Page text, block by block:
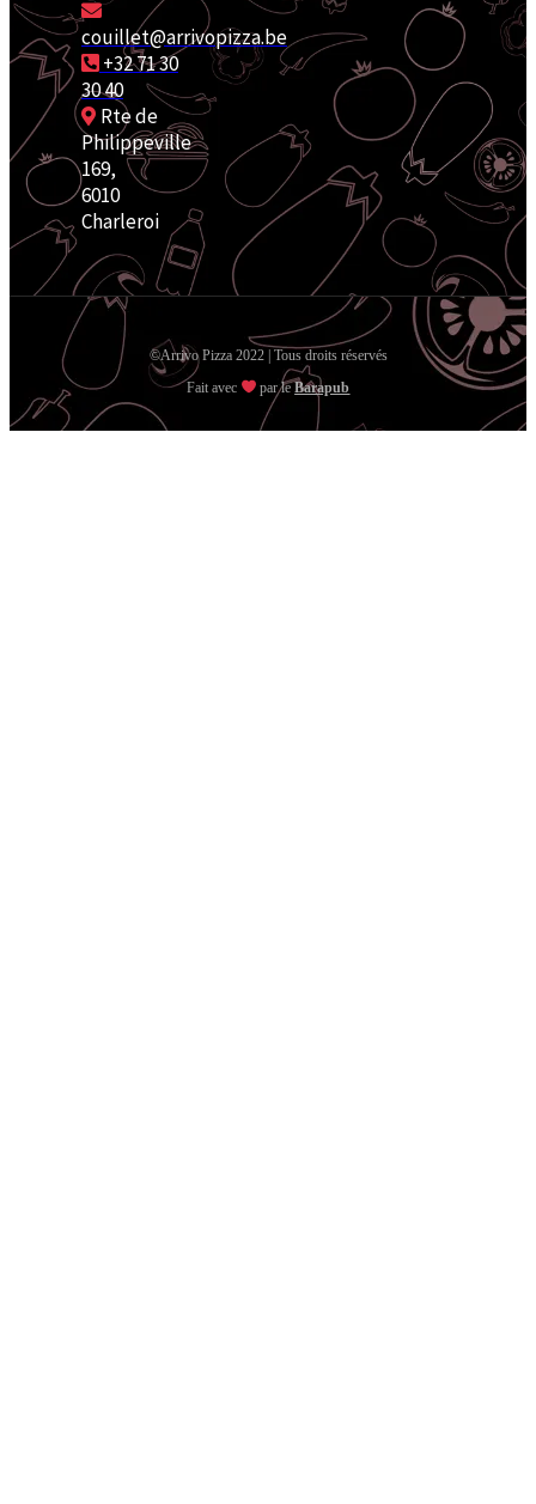
couillet@arrivopizza.be
+32 71 30
30 40
Rte de
Philippeville
169,
6010
Charleroi
©Arrivo Pizza 2022 | Tous droits réservés
Fait avec
par leBarapub